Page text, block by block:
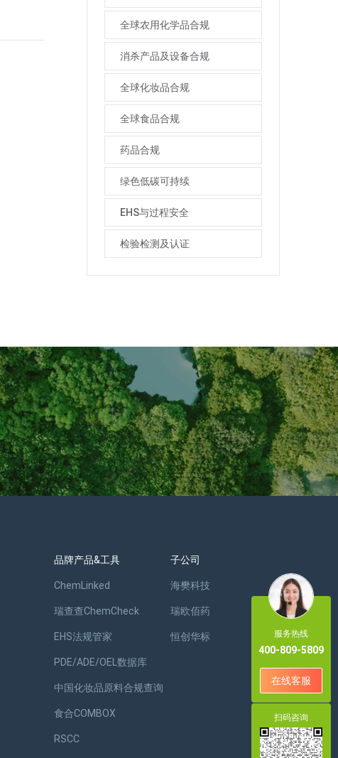
服务热线
400-809-5809
在线客服
扫码咨询
全球农用化学品合规
消杀产品及设备合规
全球化妆品合规
全球食品合规
药品合规
绿色低碳可持续
EHS与过程安全
检验检测及认证
品牌产品&工具
ChemLinked
瑞查查ChemCheck
EHS法规管家
PDE/ADE/OEL数据库
中国化妆品原料合规查询
食合COMBOX
RSCC
子公司
海樊科技
瑞欧佰药
恒创华标